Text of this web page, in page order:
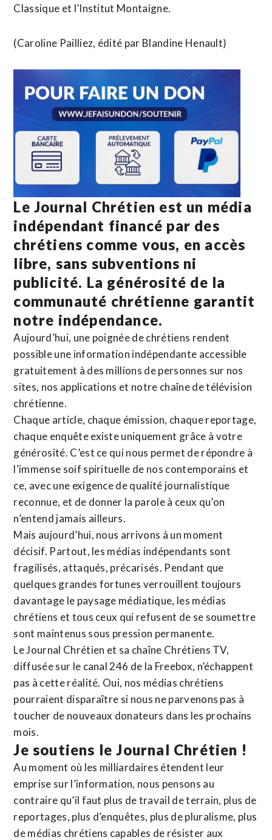
Classique et l’Institut Montaigne.
(Caroline Pailliez, édité par Blandine Henault)
Le Journal Chrétien est un média
indépendant financé par des
chrétiens comme vous, en accès
libre, sans subventions ni
publicité. La générosité de la
communauté chrétienne garantit
notre indépendance.
Aujourd’hui, une poignée de chrétiens rendent
possible une information indépendante accessible
gratuitement à des millions de personnes sur nos
sites, nos applications et notre chaîne de télévision
chrétienne.
Chaque article, chaque émission, chaque reportage,
chaque enquête existe uniquement grâce à votre
générosité. C’est ce qui nous permet de répondre à
l’immense soif spirituelle de nos contemporains et
ce, avec une exigence de qualité journalistique
reconnue, et de donner la parole à ceux qu’on
n’entend jamais ailleurs.
Mais aujourd’hui, nous arrivons à un moment
décisif. Partout, les médias indépendants sont
fragilisés, attaqués, précarisés. Pendant que
quelques grandes fortunes verrouillent toujours
davantage le paysage médiatique, les médias
chrétiens et tous ceux qui refusent de se soumettre
sont maintenus sous pression permanente.
Le Journal Chrétien et sa chaîne Chrétiens TV,
diffusée sur le canal 246 de la Freebox, n’échappent
pas à cette réalité. Oui, nos médias chrétiens
pourraient disparaître si nous ne parvenons pas à
toucher de nouveaux donateurs dans les prochains
mois.
Je soutiens le Journal Chrétien !
Au moment où les milliardaires étendent leur
emprise sur l’information, nous pensons au
contraire qu’il faut plus de travail de terrain, plus de
reportages, plus d’enquêtes, plus de pluralisme, plus
de médias chrétiens capables de résister aux